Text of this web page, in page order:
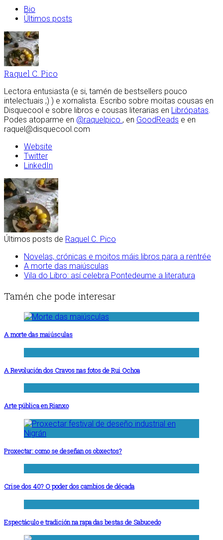
Bio
Últimos posts
Raquel C. Pico
Lectora entusiasta (e si, tamén de bestsellers pouco
intelectuais ;) ) e xornalista. Escribo sobre moitas cousas en
Disquecool e sobre libros e cousas literarias en Librópatas.
Podes atoparme en @raquelpico , en GoodReads e en
raquel@disquecool.com
Website
Twitter
LinkedIn
Últimos posts de Raquel C. Pico
Novelas, crónicas e moitos máis libros para a rentrée
A morte das maiúsculas
Vila do Libro: así celebra Pontedeume a literatura
Tamén che pode interesar
A morte das maiúsculas
A Revolución dos Cravos nas fotos de Rui Ochoa
Arte pública en Rianxo
Proxectar: como se deseñan os obxectos?
Crise dos 40? O poder dos cambios de década
Espectáculo e tradición na rapa das bestas de Sabucedo